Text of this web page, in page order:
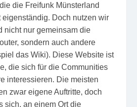
die Freifunk Münsterland
eigenständig. Doch nutzen wir
nicht nur gemeinsam die
sondern auch andere
das Wiki). Diese Website ist
die sich für die Communities
interessieren. Die meisten
zwar eigene Auftritte, doch
sich, an einem Ort die